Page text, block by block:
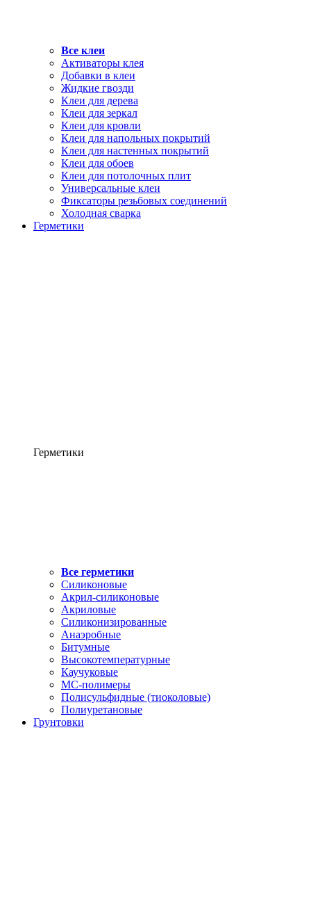
Все клеи
Активаторы клея
Добавки в клеи
Жидкие гвозди
Клеи для дерева
Клеи для зеркал
Клеи для кровли
Клеи для напольных покрытий
Клеи для настенных покрытий
Клеи для обоев
Клеи для потолочных плит
Универсальные клеи
Фиксаторы резьбовых соединений
Холодная сварка
Герметики
Герметики
Все герметики
Силиконовые
Акрил-силиконовые
Акриловые
Силиконизированные
Анаэробные
Битумные
Высокотемпературные
Каучуковые
МС-полимеры
Полисульфидные (тиоколовые)
Полиуретановые
Грунтовки